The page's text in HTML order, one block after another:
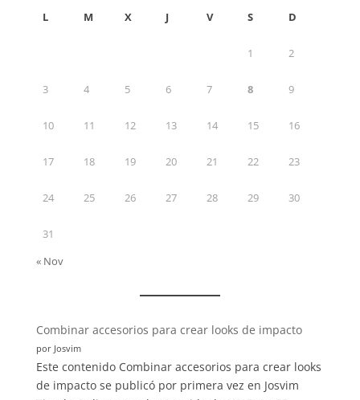
L M X J V S D
1 2
3 4 5 6 7 8 9
10 11 12 13 14 15 16
17 18 19 20 21 22 23
24 25 26 27 28 29 30
31
« Nov
:
El
Impacto
de
Combinar accesorios para crear looks de impacto
por Josvim
Este contenido Combinar accesorios para crear looks
de impacto se publicó por primera vez en Josvim